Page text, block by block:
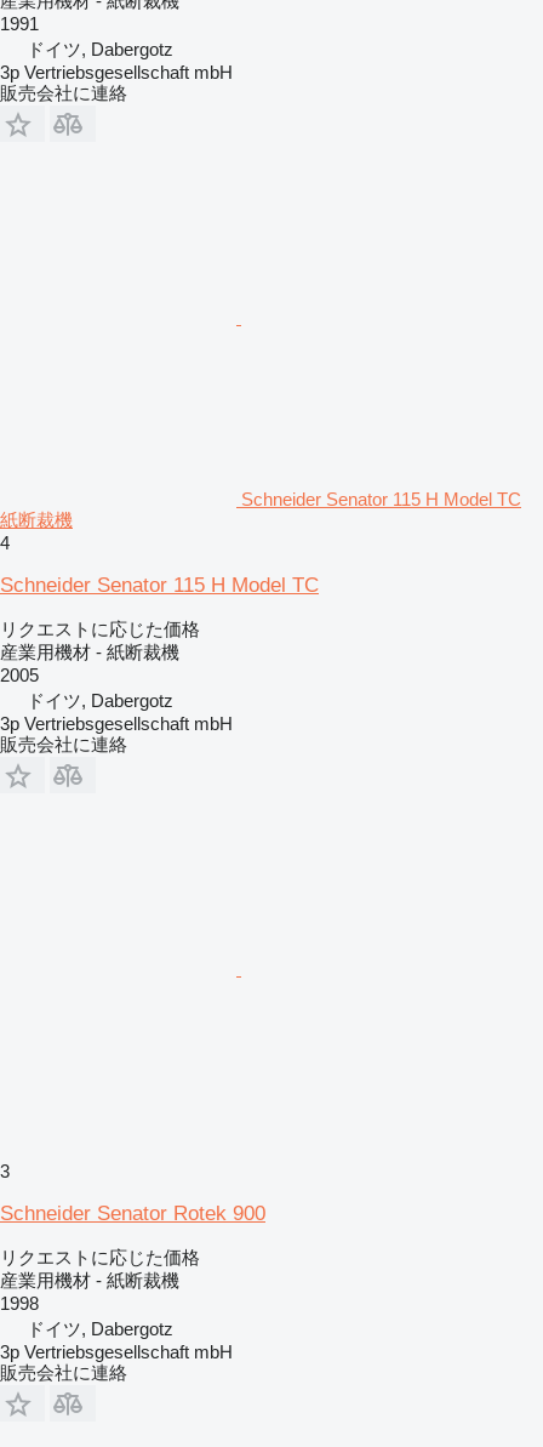
1991
ドイツ, Dabergotz
3p Vertriebsgesellschaft mbH
販売会社に連絡
Schneider Senator 115 H Model TC
紙断裁機
4
Schneider Senator 115 H Model TC
リクエストに応じた価格
産業用機材 - 紙断裁機
2005
ドイツ, Dabergotz
3p Vertriebsgesellschaft mbH
販売会社に連絡
3
Schneider Senator Rotek 900
リクエストに応じた価格
産業用機材 - 紙断裁機
1998
ドイツ, Dabergotz
3p Vertriebsgesellschaft mbH
販売会社に連絡